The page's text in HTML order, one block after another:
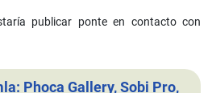
publicar ponte en contacto con
Phoca Gallery, Sobi Pro,